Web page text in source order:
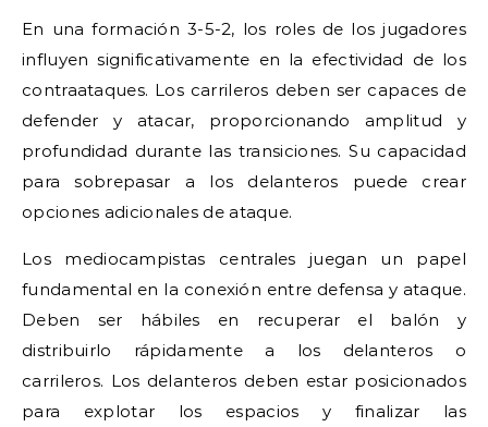
En una formación 3-5-2, los roles de los jugadores
influyen significativamente en la efectividad de los
contraataques. Los carrileros deben ser capaces de
defender y atacar, proporcionando amplitud y
profundidad durante las transiciones. Su capacidad
para sobrepasar a los delanteros puede crear
opciones adicionales de ataque.
Los mediocampistas centrales juegan un papel
fundamental en la conexión entre defensa y ataque.
Deben ser hábiles en recuperar el balón y
distribuirlo rápidamente a los delanteros o
carrileros. Los delanteros deben estar posicionados
para explotar los espacios y finalizar las